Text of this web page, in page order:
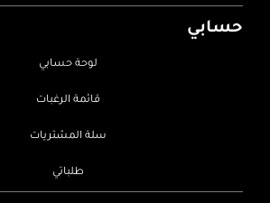
حسابي
لوحة حسابي
قائمة الرغبات
سلة المشتريات
طلباتي